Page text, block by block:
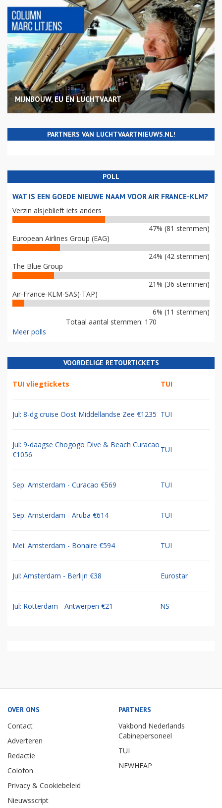
MIJNBOUW, EU EN LUCHTVAART
PARTNERS VAN LUCHTVAARTNIEUWS.NL!
POLL
WAT IS EEN GOEDE NIEUWE NAAM VOOR AIR FRANCE-KLM?
Verzin alsjeblieft iets anders
47% (81 stemmen)
European Airlines Group (EAG)
24% (42 stemmen)
The Blue Group
21% (36 stemmen)
Air-France-KLM-SAS(-TAP)
6% (11 stemmen)
Totaal aantal stemmen: 170
Meer polls
VOORDELIGE RETOURTICKETS
TUI vliegtickets TUI
Jul: 8-dg cruise Oost Middellandse Zee €1235 TUI
Jul: 9-daagse Chogogo Dive & Beach Curacao
€1056
TUI
Sep: Amsterdam - Curacao €569 TUI
Sep: Amsterdam - Aruba €614 TUI
Mei: Amsterdam - Bonaire €594 TUI
Jul: Amsterdam - Berlijn €38 Eurostar
Jul: Rotterdam - Antwerpen €21 NS
OVER ONS
Contact
Adverteren
Redactie
Colofon
Privacy & Cookiebeleid
Nieuwsscript
PARTNERS
Vakbond Nederlands
Cabinepersoneel
TUI
NEWHEAP